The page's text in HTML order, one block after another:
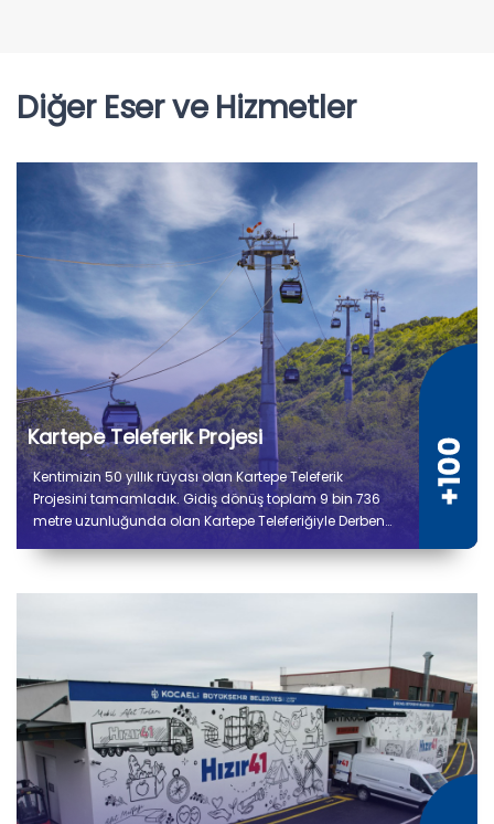
Diğer Eser ve Hizmetler
Kartepe Teleferik Projesi
Kentimizin 50 yıllık rüyası olan Kartepe Teleferik
Projesini tamamladık. Gidiş dönüş toplam 9 bin 736
metre uzunluğunda olan Kartepe Teleferiğiyle Derbent